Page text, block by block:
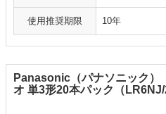
使用推奨期限 10年
Panasonic（パナソニック）
オ 単3形20本パック（LR6NJ/